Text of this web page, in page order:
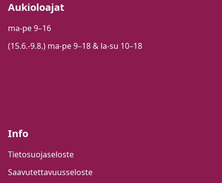
Aukioloajat
ma-pe 9–16
(15.6.-9.8.) ma-pe 9–18 & la-su 10–18
Info
Tietosuojaseloste
Saavutettavuusseloste